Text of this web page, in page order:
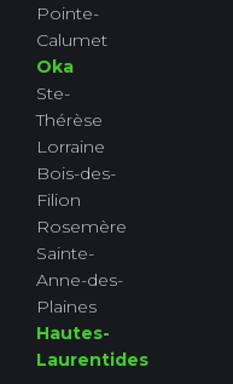
Pointe-
Calumet
Oka
Ste-
Thérèse
Lorraine
Bois-des-
Filion
Rosemère
Sainte-
Anne-des-
Plaines
Hautes-
Laurentides